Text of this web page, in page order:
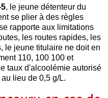
, le jeune détenteur du
se plier à des règles
rapporte aux limitations
les routes rapides, les
le jeune titulaire ne doit en
110, 100 100 et
taux d'alcoolémie autorisé
lieu de 0,5 g/L.